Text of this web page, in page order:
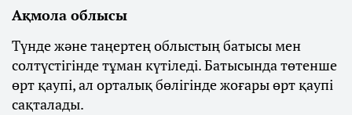
Ақмола облысы
Түнде және таңертең облыстың батысы мен
солтүстігінде тұман күтіледі. Батысында төтенше
өрт қаупі, ал орталық бөлігінде жоғары өрт қаупі
сақталады.